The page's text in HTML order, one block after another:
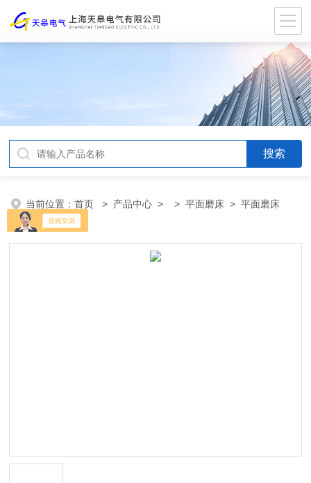
当前位置：首页 > 产品中心 > >平面磨床 > 平面磨床
M718